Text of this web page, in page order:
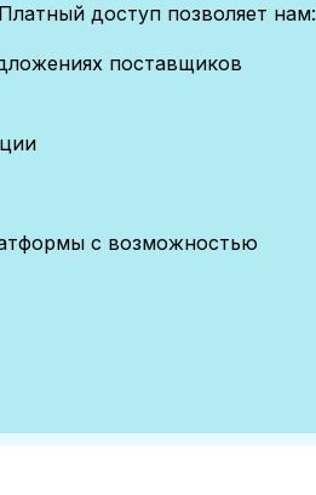
доступ позволяет нам:
поставщиков
с возможностью